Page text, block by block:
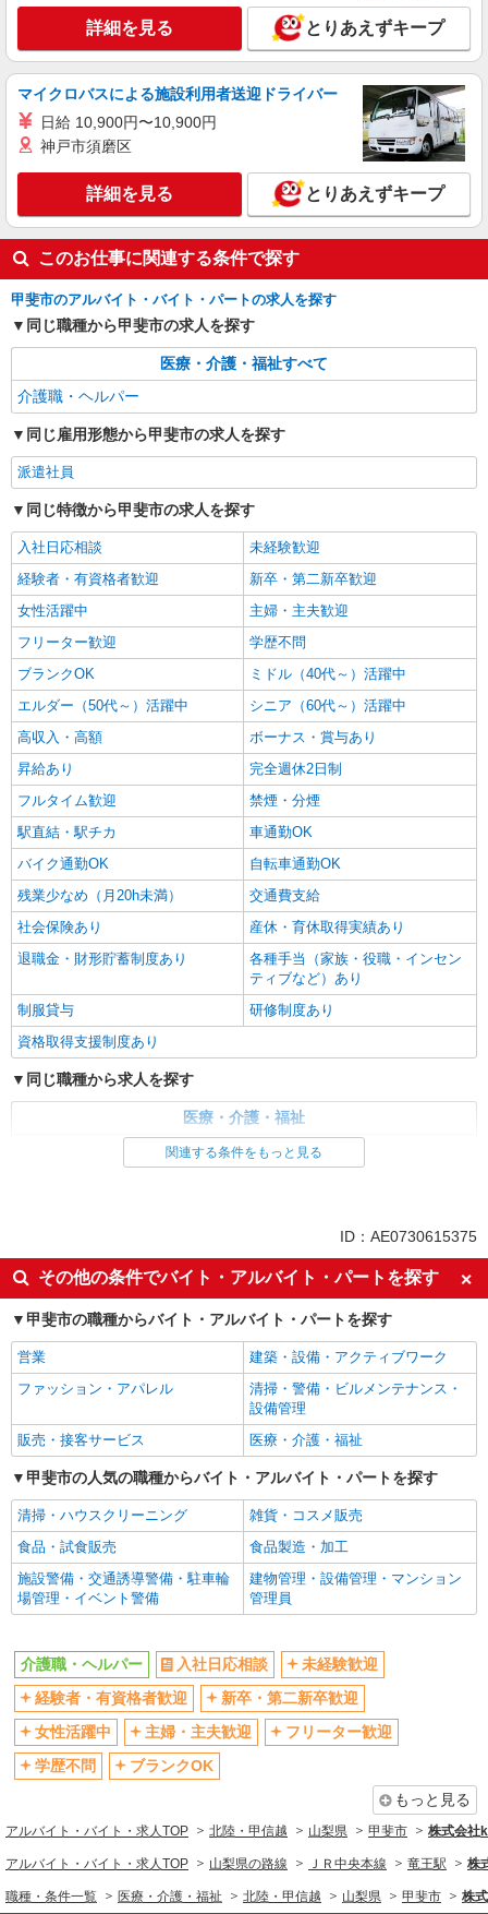
通費全支給(ガソリン代含む)＞
甲斐市内
キープ 詳細を見る
派遣社員
株式会社kotrio /●MT-H-2099795
介護は人生のサポーター。サ高住STAFF募
集。日払いOK！
時給1500円〜2150円 ＜日払い有/週払い有/交
通費全支給(ガソリン代含む)＞
甲斐市内 ≪車通勤OK≫
キープ
株式会社kotrio /●MT-H-1959336
甲斐市｜リハビリ補助などのデイサービス
STAFF♪未経験OK
通費全支給(ガソリン代含む)＞
甲斐市内 ≪車通勤OK≫
キープ 詳細を見る
詳細を見る とりあえずキープ
マイクロバスによる施設利用者送迎ドライバー
日給 10,900円〜10,900円
神戸市須磨区
詳細を見る とりあえずキープ
このお仕事に関連する条件で探す
甲斐市のアルバイト・バイト・パートの求人を探す
同じ職種から甲斐市の求人を探す
医療・介護・福祉すべて
介護職・ヘルパー
同じ雇用形態から甲斐市の求人を探す
派遣社員
同じ特徴から甲斐市の求人を探す
入社日応相談
未経験歓迎
経験者・有資格者歓迎
新卒・第二新卒歓迎
女性活躍中
主婦・主夫歓迎
フリーター歓迎
学歴不問
ブランクOK
ミドル（40代～）活躍中
エルダー（50代～）活躍中
シニア（60代～）活躍中
高収入・高額
ボーナス・賞与あり
昇給あり
完全週休2日制
フルタイム歓迎
禁煙・分煙
駅直結・駅チカ
車通勤OK
バイク通勤OK
自転車通勤OK
残業少なめ（月20h未満）
交通費支給
社会保険あり
産休・育休取得実績あり
退職金・財形貯蓄制度あり
各種手当（家族・役職・インセン
ティブなど）あり
制服貸与
研修制度あり
資格取得支援制度あり
同じ職種から求人を探す
医療・介護・福祉
ボーナス・賞与あり
車通勤OK
交通費支給
社会保険あり
産休・育休取得実績あり
関連する条件をもっと見る
ID：AE0730615375
その他の条件でバイト・アルバイト・パートを探す
甲斐市の職種からバイト・アルバイト・パートを探す
営業
建築・設備・アクティブワーク
ファッション・アパレル
清掃・警備・ビルメンテナンス・
設備管理
販売・接客サービス
医療・介護・福祉
甲斐市の人気の職種からバイト・アルバイト・パートを探す
清掃・ハウスクリーニング
雑貨・コスメ販売
食品・試食販売
食品製造・加工
施設警備・交通誘導警備・駐車輪
場管理・イベント警備
建物管理・設備管理・マンション
管理員
介護職・ヘルパー 入社日応相談
未経験歓迎
経験者・有資格者歓迎
新卒・第二新卒歓迎
女性活躍中
主婦・主夫歓迎
フリーター歓迎
学歴不問
ブランクOK
もっと見る
アルバイト・バイト・求人TOP 北陸・甲信越 山梨県 甲斐市 株式会社
アルバイト・バイト・求人TOP 山梨県の路線 ＪＲ中央本線 竜王駅 株
職種・条件一覧 医療・介護・福祉 北陸・甲信越 山梨県 甲斐市 株